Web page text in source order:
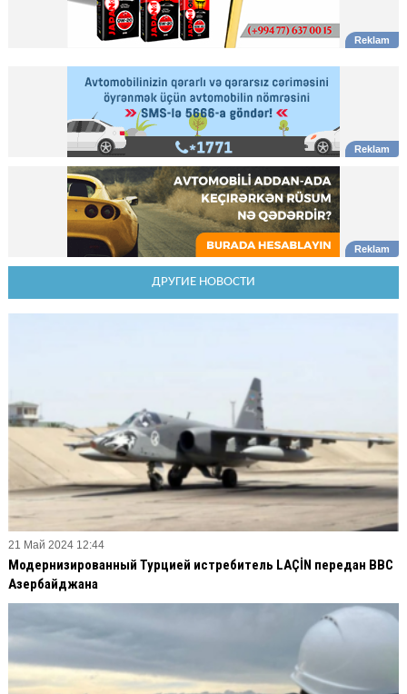
ДРУГИЕ НОВОСТИ
21 Май 2024 12:44
Модернизированный Турцией истребитель LAÇİN передан ВВС
Азербайджана